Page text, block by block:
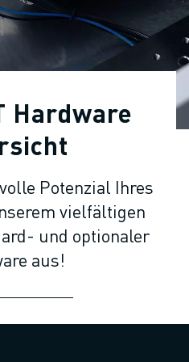
Hardware
Potenzial Ihres
vielfältigen
und optionaler
aus!